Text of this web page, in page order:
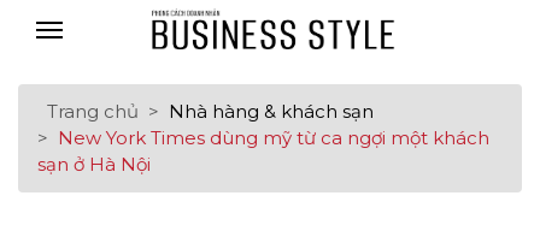
Trang chủ
Nhà hàng & khách sạn
New York Times dùng mỹ từ ca ngợi một khách
sạn ở Hà Nội